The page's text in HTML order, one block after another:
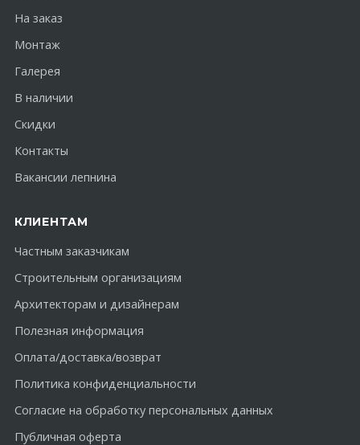
На заказ
Монтаж
Галерея
В наличии
Скидки
Контакты
Вакансии лепнина
КЛИЕНТАМ
Частным заказчикам
Строительным организациям
Архитекторам и дизайнерам
Полезная информация
Оплата/доставка/возврат
Политика конфиденциальности
Согласие на обработку персональных данных
Публичная оферта